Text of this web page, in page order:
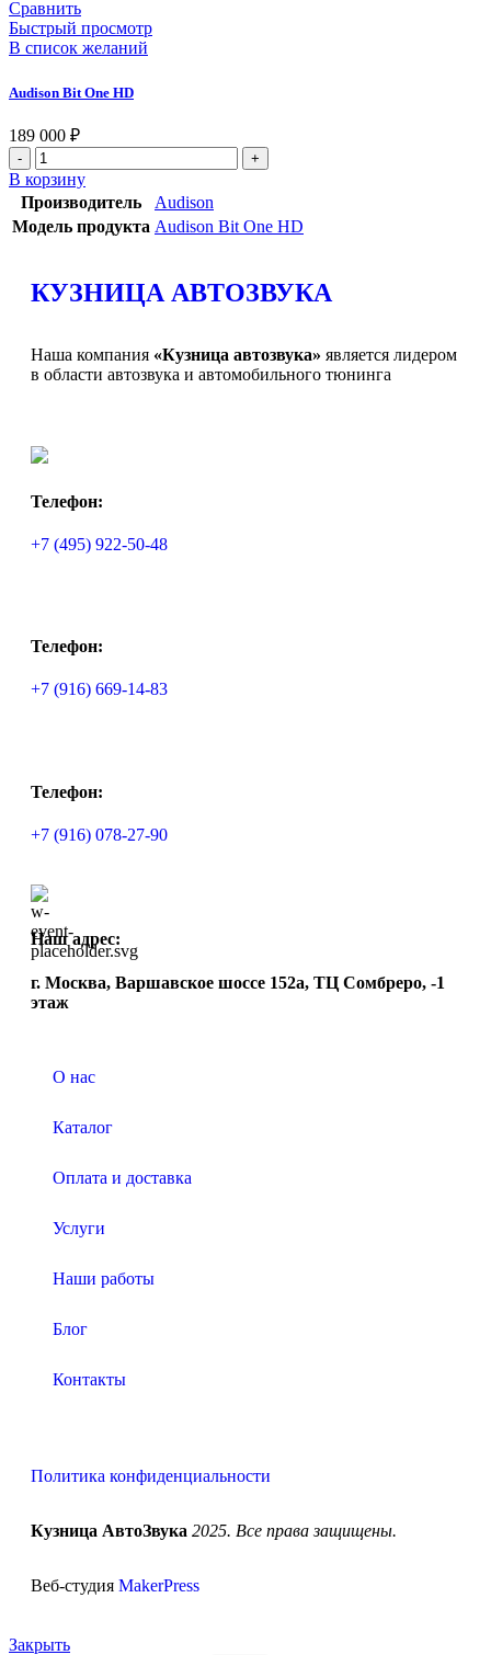
Сравнить
Быстрый просмотр
В список желаний
Audison Bit One HD
189 000 ₽
В корзину
Производитель
Audison
Модель продукта Audison Bit One HD
КУЗНИЦА АВТОЗВУКА
Наша компания «Кузница автозвука» является лидером
в области автозвука и автомобильного тюнинга
Телефон:
+7 (495) 922-50-48
Телефон:
+7 (916) 669-14-83
Телефон:
+7 (916) 078-27-90
Наш адрес:
г. Москва, Варшавское шоссе 152а, ТЦ Сомбреро, -1
этаж
О нас
Каталог
Оплата и доставка
Услуги
Наши работы
Блог
Контакты
Политика конфиденциальности
Кузница АвтоЗвука 2025. Все права защищены.
Веб-студия MakerPress
Закрыть